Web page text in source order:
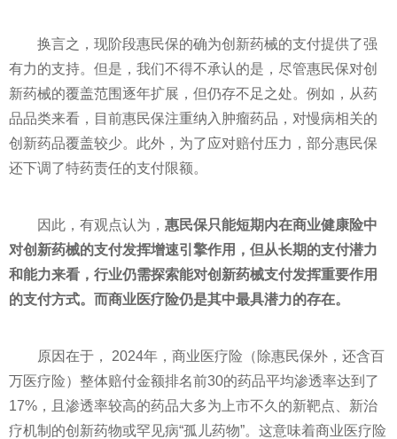
换言之，现阶段惠民保的确为创新药械的支付提供了强
有力的支持。但是，我们不得不承认的是，尽管惠民保对创
新药械的覆盖范围逐年扩展，但仍存不足之处。例如，从药
品品类来看，目前惠民保注重纳入肿瘤药品，对慢病相关的
创新药品覆盖较少。此外，为了应对赔付压力，部分惠民保
还下调了特药责任的支付限额。
因此，有观点认为， 惠民保只能短期内在商业健康险中
对创新药械的支付发挥增速引擎作用，但从长期的支付潜力
和能力来看，行业仍需探索能对创新药械支付发挥重要作用
的支付方式。而商业医疗险仍是其中最具潜力的存在。
原因在于， 2024年，商业医疗险（除惠民保外，还含百
万医疗险）整体赔付金额排名前30的药品平均渗透率达到了
17%，且渗透率较高的药品大多为上市不久的新靶点、新治
疗机制的创新药物或罕见病“孤儿药物”。这意味着商业医疗险